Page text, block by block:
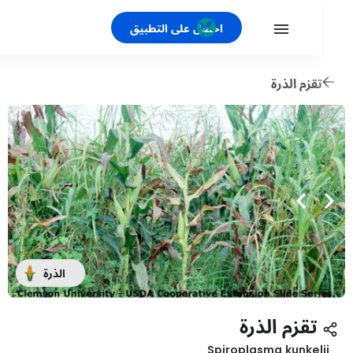
احصل على التطبيق
تقزم الذرة
الذرة
تقزم الذرة
Spiroplasma